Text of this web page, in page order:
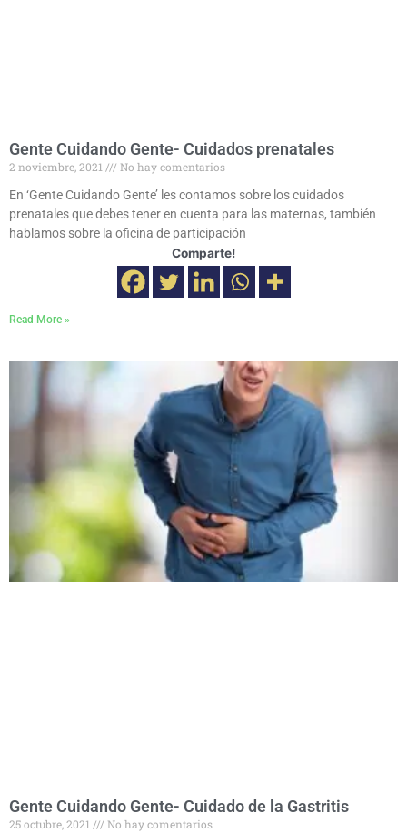
Gente Cuidando Gente- Cuidados prenatales
2 noviembre, 2021
No hay comentarios
En ‘Gente Cuidando Gente’ les contamos sobre los cuidados
prenatales que debes tener en cuenta para las maternas, también
hablamos sobre la oficina de participación
Comparte!
Read More »
Gente Cuidando Gente- Cuidado de la Gastritis
25 octubre, 2021
No hay comentarios